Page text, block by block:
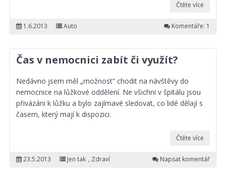
Čtěte více
1.6.2013 Auto Komentáře: 1
Čas v nemocnici zabít či využít?
Nedávno jsem měl „možnost“ chodit na návštěvy do
nemocnice na lůžkové oddělení. Ne všichni v špitálu jsou
přivázáni k lůžku a bylo zajímavé sledovat, co lidé dělají s
časem, který mají k dispozici.
Čtěte více
23.5.2013 Jen tak , Zdraví Napsat komentář